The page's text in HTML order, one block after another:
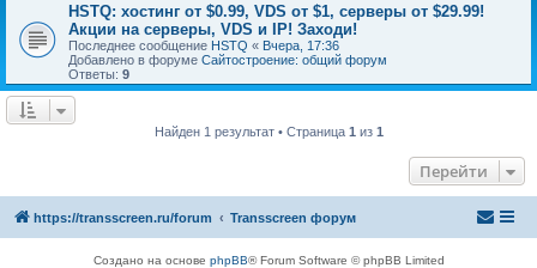
HSTQ: хостинг от $0.99, VDS от $1, cерверы от $29.99!
Акции на серверы, VDS и IP! Заходи!
Последнее сообщение HSTQ « Вчера, 17:36
Добавлено в форуме Сайтостроение: общий форум
Ответы: 9
Найден 1 результат • Страница 1 из 1
Перейти
https://transscreen.ru/forum Transscreen форум
Создано на основе phpBB® Forum Software © phpBB Limited